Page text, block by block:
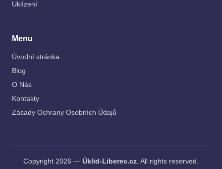
Uklízení
Menu
Úvodní stránka
Blog
O Nás
Kontakty
Zásady Ochrany Osobních Údajů
Copyright 2026 — Úklid-Liberec.cz. All rights reserved.